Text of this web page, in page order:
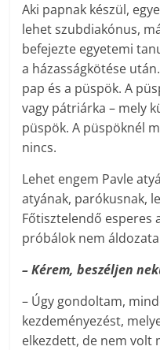
Aki papnak készül,
lehet szubdiakónus,
befejezte egyetemi
a házasságkötése
pap és a püspök. A
vagy pátriárka – mely
püspök. A püspöknél
nincs.
Lehet engem Pavle
atyának, parókusnak,
Főtisztelendő esperes
próbálok nem
– Kérem, beszéljen
– Úgy gondoltam,
kezdeményezést,
elkezdett, de nem volt